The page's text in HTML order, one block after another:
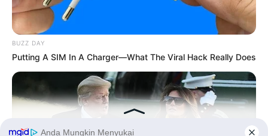
BUZZ DAY
Putting A SIM In A Charger—What The Viral Hack Really Does